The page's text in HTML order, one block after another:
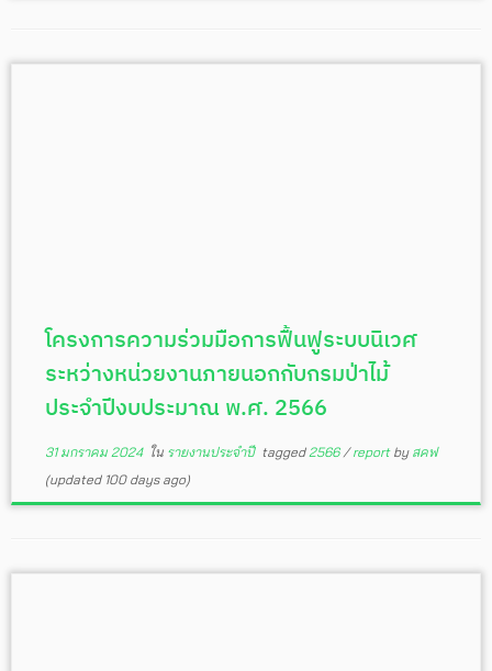
โครงการความร่วมมือการฟื้นฟูระบบนิเวศ
ระหว่างหน่วยงานภายนอกกับกรมป่าไม้
ประจำปีงบประมาณ พ.ศ. 2566
31 มกราคม 2024ใน รายงานประจำปี tagged 2566 /report by สคฟ
(updated 100 days ago)